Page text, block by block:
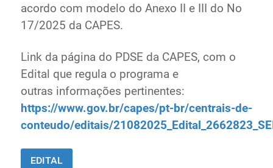
acordo com modelo do Anexo II e III do No
17/2025 da CAPES.
Link da página do PDSE da CAPES, com o
Edital que regula o programa e
outras informações pertinentes:
https://www.gov.br/capes/pt-br/centrais-de-
conteudo/editais/
EDITAL